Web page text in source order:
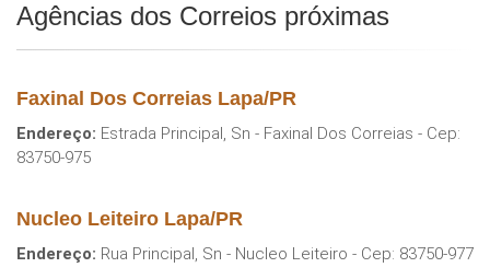
Agências dos Correios próximas
Faxinal Dos Correias Lapa/PR
Endereço: Estrada Principal, Sn - Faxinal Dos Correias - Cep:
83750-975
Nucleo Leiteiro Lapa/PR
Endereço: Rua Principal, Sn - Nucleo Leiteiro - Cep: 83750-977